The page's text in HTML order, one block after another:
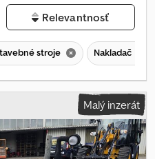
Relevantnosť
stroje Nakladač
Malý inzerát